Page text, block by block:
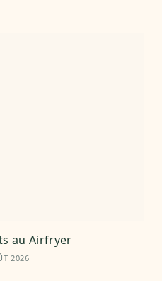
au Airfryer
2026